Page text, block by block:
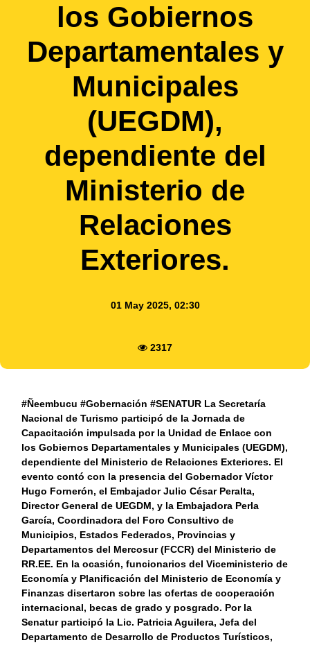
los Gobiernos
Departamentales y
Municipales
(UEGDM),
dependiente del
Ministerio de
Relaciones
Exteriores.
01 May 2025, 02:30
2317
#Ñeembucu #Gobernación #SENATUR La Secretaría
Nacional de Turismo participó de la Jornada de
Capacitación impulsada por la Unidad de Enlace con
los Gobiernos Departamentales y Municipales (UEGDM),
dependiente del Ministerio de Relaciones Exteriores. El
evento contó con la presencia del Gobernador Víctor
Hugo Fornerón, el Embajador Julio César Peralta,
Director General de UEGDM, y la Embajadora Perla
García, Coordinadora del Foro Consultivo de
Municipios, Estados Federados, Provincias y
Departamentos del Mercosur (FCCR) del Ministerio de
RR.EE. En la ocasión, funcionarios del Viceministerio de
Economía y Planificación del Ministerio de Economía y
Finanzas disertaron sobre las ofertas de cooperación
internacional, becas de grado y posgrado. Por la
Senatur participó la Lic. Patricia Aguilera, Jefa del
Departamento de Desarrollo de Productos Turísticos,